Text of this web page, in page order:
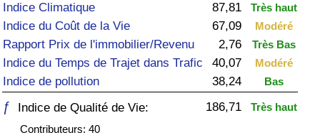
Indice Climatique 87,81 Très haut
Indice du Coût de la Vie 67,09 Modéré
Rapport Prix de l'immobilier/Revenu 2,76 Très Bas
Indice du Temps de Trajet dans Trafic 40,07 Modéré
Indice de pollution 38,24 Bas
ƒ Indice de Qualité de Vie: 186,71
Très haut
Contributeurs: 40
Indice de Criminalité
Indice de criminalité par pays
Soins de santé